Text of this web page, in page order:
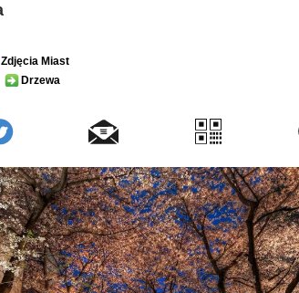
Zdjęcia Miast
Drzewa